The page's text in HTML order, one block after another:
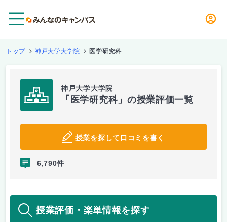
トップ 神戸大学大学院 医学研究科
神戸大学大学院
「医学研究科」の授業評価一覧
授業を探して口コミを書く
6,790件
授業評価・楽単情報を探す